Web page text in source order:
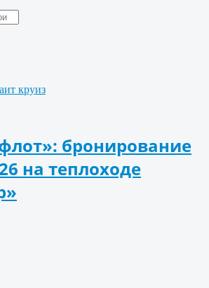
бронирование
на теплоходе